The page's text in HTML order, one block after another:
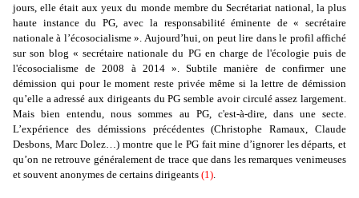
jours, elle était aux yeux du monde membre du Secrétariat national, la plus
haute instance du PG, avec la responsabilité éminente de « secrétaire
nationale à l’écosocialisme ». Aujourd’hui, on peut lire dans le profil affiché
sur son blog « secrétaire nationale du PG en charge de l'écologie puis de
l'écosocialisme de 2008 à 2014 ». Subtile manière de confirmer une
démission qui pour le moment reste privée même si la lettre de démission
qu’elle a adressé aux dirigeants du PG semble avoir circulé assez largement.
Mais bien entendu, nous sommes au PG, c'est-à-dire, dans une secte.
L’expérience des démissions précédentes (Christophe Ramaux, Claude
Desbons, Marc Dolez…) montre que le PG fait mine d’ignorer les départs, et
qu’on ne retrouve généralement de trace que dans les remarques venimeuses
et souvent anonymes de certains dirigeants (1).